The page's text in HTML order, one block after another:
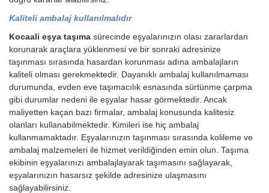
Kaliteli ambalaj kullanılmalıdır
Kocaali eşya taşıma sürecinde eşyalarınızın olası zararlardan
korunarak araçlara yüklenmesi ve bir sonraki adresinize
taşınması sırasında hasardan korunması adına ambalajların
kaliteli olması gerekmektedir. Dayanıklı ambalaj kullanılmaması
durumunda, evden eve taşımacılık esnasında sürtünme çarpma
gibi durumlar nedeni ile eşyalar hasar görmektedir. Ancak
maliyetten kaçan bazı firmalar, ambalaj konusunda kalitesiz
olanları kullanabilmektedir. Kimileri ise hiç ambalaj
kullanmamaktadır. Eşyalarınızın taşınması sırasında kolileme ve
ambalaj malzemeleri ile hizmet verildiğinden emin olun. Taşıma
ekibinin eşyalarınızı ambalajlayarak taşımasını sağlayarak,
eşyalarınızın hasarsız şekilde adresinize ulaşmasını
sağlayabilirsiniz.